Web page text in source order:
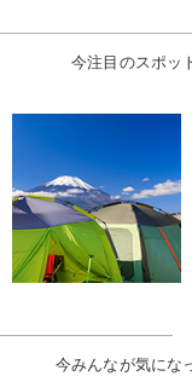
今注目のスポッ
今みんなが気にな